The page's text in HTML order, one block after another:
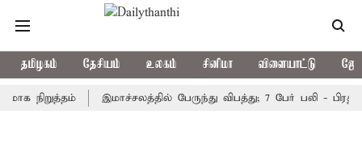
தமிழகம் தேசியம் உலகம் சினிமா விளையாட்டு
நிறுத்தம் இமாச்சலத்தில் பேருந்து விபத்து; 7 பேர் பலி -